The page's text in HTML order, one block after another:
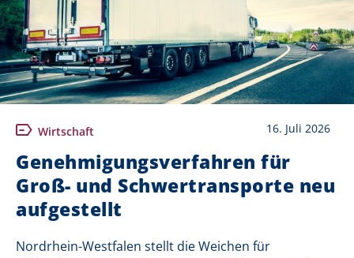
Wirtschaft 16. Juli 2026
Genehmigungsverfahren für
Groß- und Schwertransporte neu
aufgestellt
Nordrhein-Westfalen stellt die Weichen für